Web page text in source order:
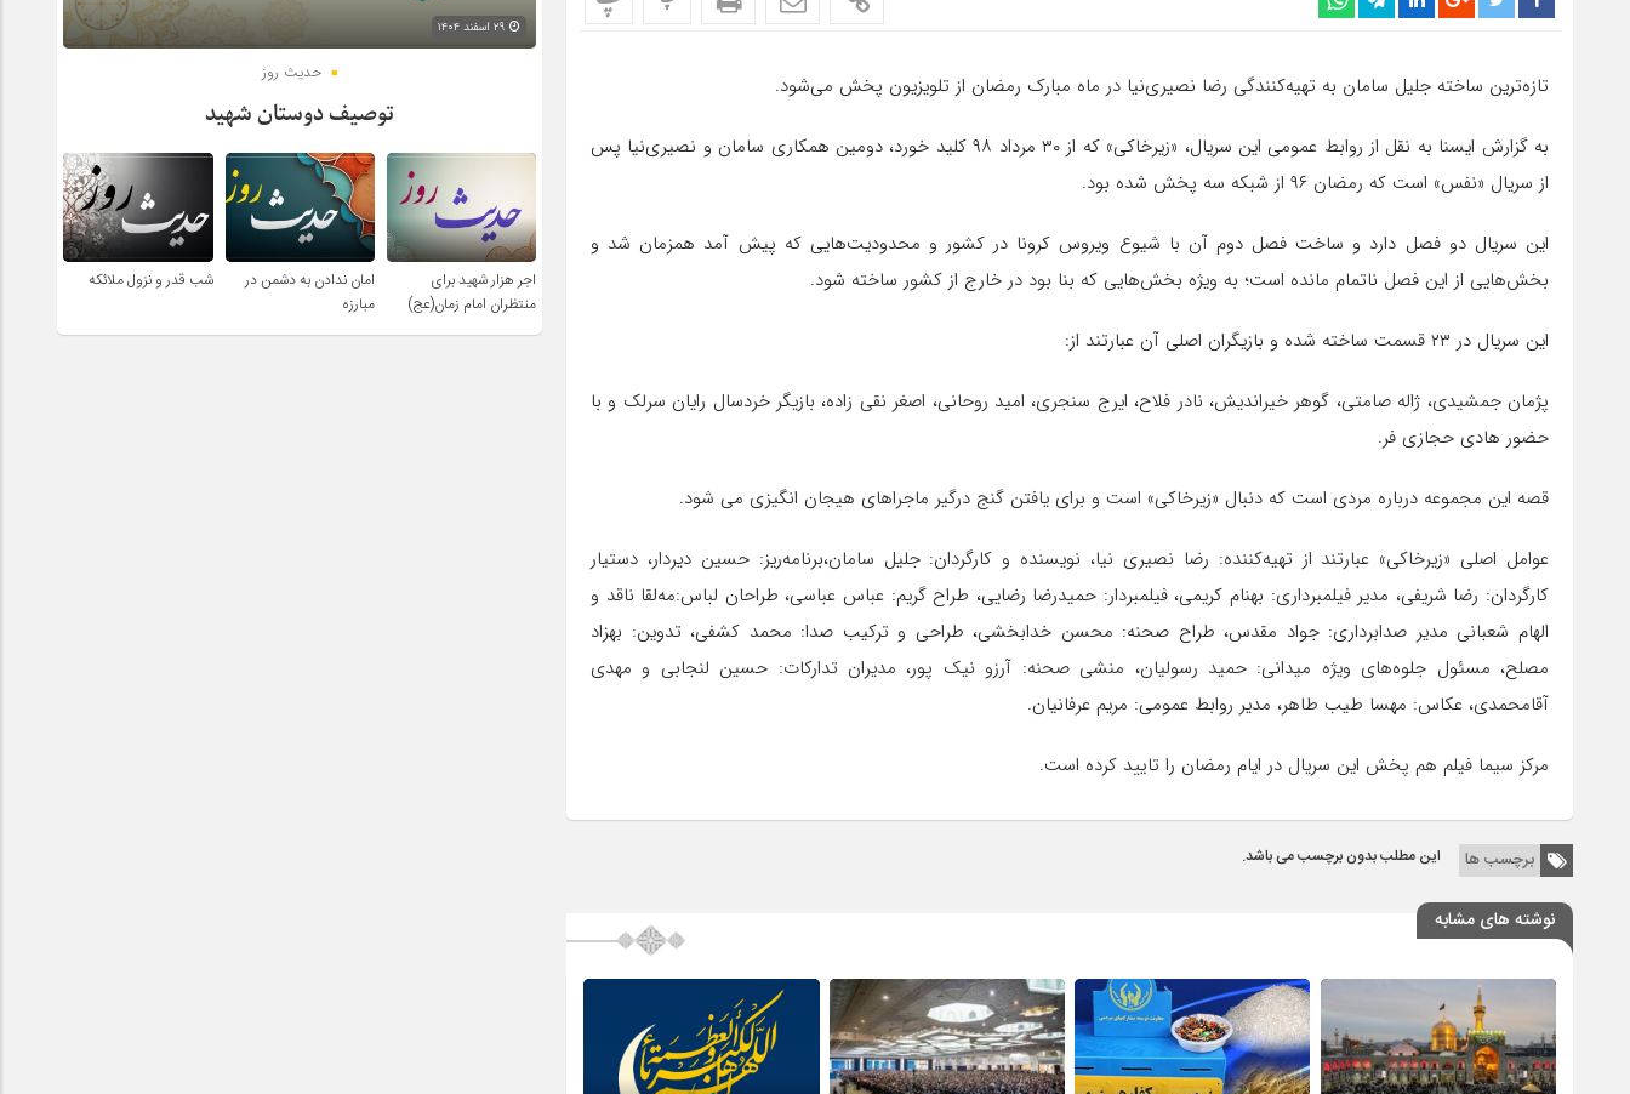
تازه‌ترین ساخته جلیل سامان به تهیه‌کنندگی رضا نصیری‌نیا در ماه مبارک رمضان از تلویزیون پخش می‌شود.
به گزارش ایسنا به نقل از روابط عمومی این سریال، «زیرخاکی» که از ۳۰ مرداد ۹۸ کلید خورد، دومین همکاری سامان و نصیری‌نیا پس
از سریال «نفس» است که رمضان ۹۶ از شبکه سه پخش شده بود.
این سریال دو فصل دارد و ساخت فصل دوم آن با شیوع ویروس کرونا در کشور و محدودیت‌هایی که پیش آمد همزمان شد و
بخش‌هایی از این فصل ناتمام مانده است؛ به ویژه بخش‌هایی که بنا بود در خارج از کشور ساخته شود.
این سریال در ۲۳ قسمت ساخته شده و بازیگران اصلی آن عبارتند از:
پژمان جمشیدی، ژاله صامتی، گوهر خیراندیش، نادر فلاح، ایرج سنجری، امید روحانی، اصغر نقی زاده، بازیگر خردسال رایان سرلک و با
حضور هادی حجازی فر.
قصه این مجموعه درباره مردی است که دنبال «زیرخاکی» است و برای یافتن گنج درگیر ماجراهای هیجان انگیزی می شود.
عوامل اصلی «زیرخاکی» عبارتند از تهیه‌کننده: رضا نصیری نیا، نویسنده و کارگردان: جلیل سامان،برنامه‌ریز: حسین دیردار، دستیار
کارگردان: رضا شریفی، مدیر فیلمبرداری: بهنام کریمی، فیلمبردار: حمیدرضا رضایی، طراح گریم: عباس عباسی، طراحان لباس:مه‌لقا ناقد و
الهام شعبانی مدیر صدابرداری: جواد مقدس، طراح صحنه: محسن خدابخشی، طراحی و ترکیب صدا: محمد کشفی، تدوین: بهزاد
مصلح، مسئول جلوه‌های ویژه میدانی: حمید رسولیان، منشی صحنه: آرزو نیک پور، مدیران تدارکات: حسین لنجابی و مهدی
آقامحمدی، عکاس: مهسا طیب طاهر، مدیر روابط عمومی: مریم عرفانیان.
مرکز سیما فیلم هم پخش این سریال در ایام رمضان را تایید کرده است.
برچسب ها این مطلب بدون برچسب می باشد.
نوشته های مشابه
حدیث روز
توصیف دوستان شهید
اجر هزار شهید برای
منتظران امام زمان(عج)
امان ندادن به دشمن در
مبارزه
شب قدر و نزول ملائکه